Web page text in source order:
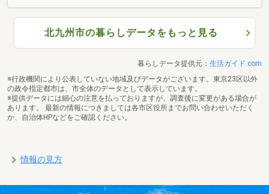
北九州市の暮らしデータをもっと見る
暮らしデータ提供元： 生活ガイド.com
※行政機関により公表していない地域及びデータがございます。東京23区以外
の政令指定都市は、市全体のデータとして表示しています。
※提供データには細心の注意を払っておりますが、調査後に変更がある場合が
あります。 最新の情報につきましては各市区役所までお問い合わせいただく
か、自治体HPなどをご確認ください。
情報の見方